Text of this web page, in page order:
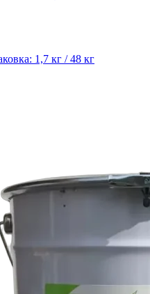
1,7 кг / 48 кг